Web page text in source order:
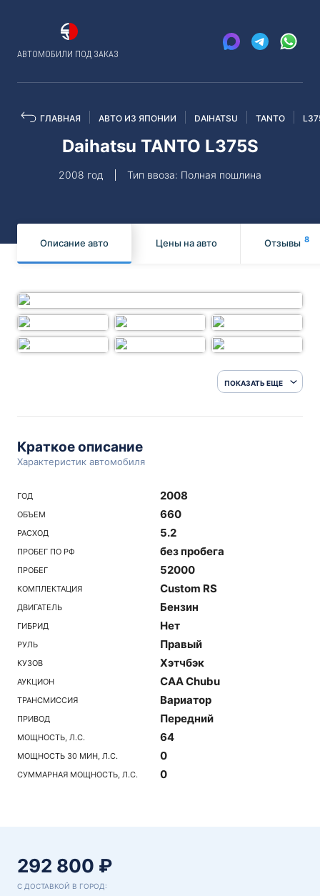
АВТОМОБИЛИ ПОД ЗАКАЗ
ГЛАВНАЯ АВТО ИЗ ЯПОНИИ DAIHATSU TANTO
Daihatsu TANTO L375S
2008 год Тип ввоза: Полная пошлина
Описание авто Цены на авто Отзывы 8
ПОКАЗАТЬ ЕЩЕ
Краткое описание
Характеристик автомобиля
ГОД 2008
ОБЪЕМ 660
РАСХОД 5.2
ПРОБЕГ ПО РФ без пробега
ПРОБЕГ 52000
КОМПЛЕКТАЦИЯ Custom RS
ДВИГАТЕЛЬ Бензин
ГИБРИД Нет
РУЛЬ Правый
КУЗОВ Хэтчбэк
АУКЦИОН CAA Chubu
ТРАНСМИССИЯ Вариатор
ПРИВОД Передний
МОЩНОСТЬ, Л.С. 64
МОЩНОСТЬ 30 МИН, Л.С. 0
СУММАРНАЯ МОЩНОСТЬ, Л.С. 0
292 800 ₽
С ДОСТАВКОЙ В ГОРОД: